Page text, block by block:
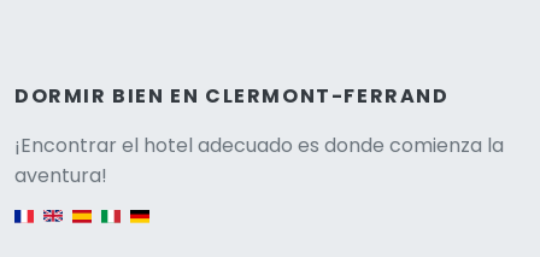
DORMIR BIEN EN CLERMONT-FERRAND
¡Encontrar el hotel adecuado es donde comienza la
aventura!
English version